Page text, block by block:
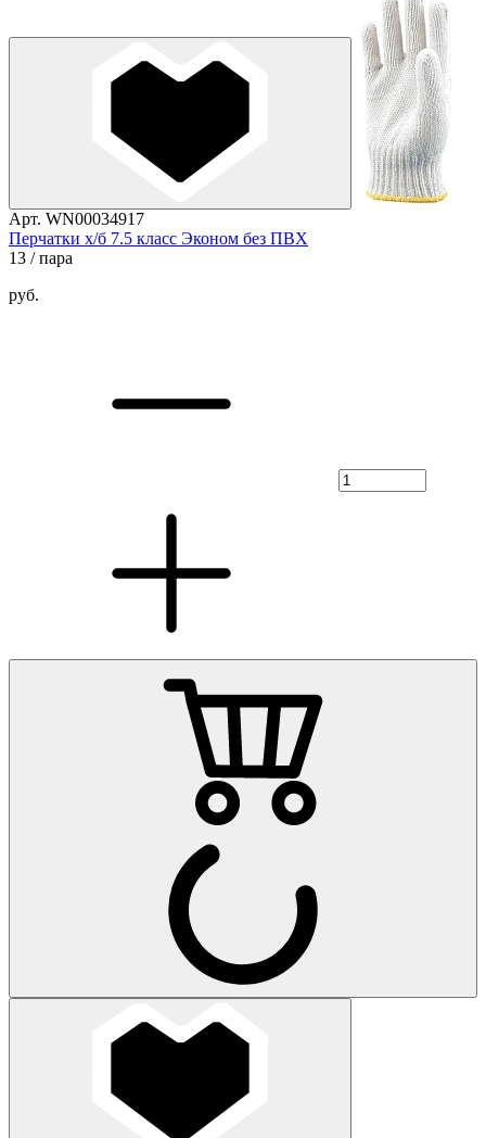
Арт. WN00034917
Перчатки х/б 7.5 класс Эконом без ПВХ
13 / пара
руб.